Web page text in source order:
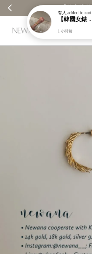
有人 added to cart
1 小時前